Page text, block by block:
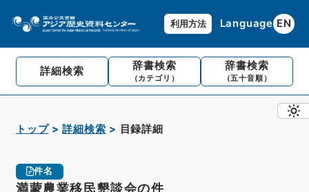
利用方法 Language EN
詳細検索 辞書検索
（カテゴリ）
辞書検索
（五十音順）
トップ 詳細検索 目録詳細
件名
満蒙農業移民懇談会の件